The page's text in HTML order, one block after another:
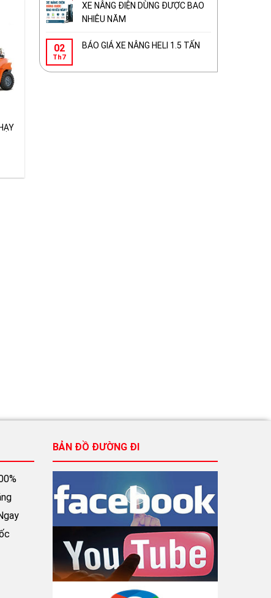
XE NÂNG ĐIỆN DÙNG ĐƯỢC BAO
NHIÊU NĂM
02
Th7
BÁO GIÁ XE NÂNG HELI 1.5 TẤN
BẢN ĐỒ ĐƯỜNG ĐI